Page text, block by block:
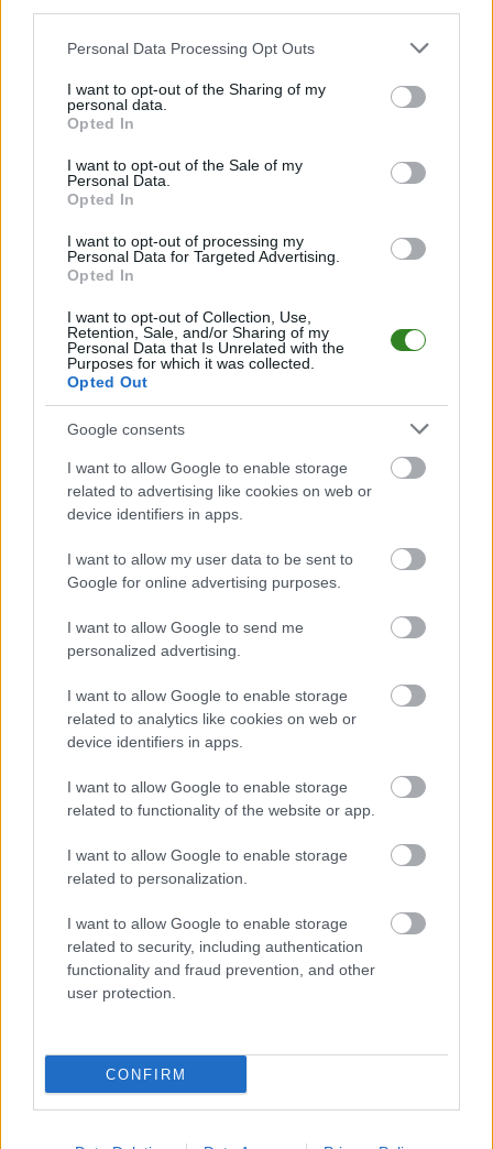
Please note that this website/app uses one or more Google
not limited to your visit or usage behaviour. You may click to
grant or deny consent to Google and its third-party tags to
use your data for below specified purposes in below Google
consent section.
Personal Data Processing Opt Outs
I want to opt-out of the Sharing of my
personal data.
Opted In
I want to opt-out of the Sale of my
Personal Data.
Opted In
I want to opt-out of processing my
Personal Data for Targeted Advertising.
Opted In
I want to opt-out of Collection, Use,
Retention, Sale, and/or Sharing of my
Personal Data that Is Unrelated with the
Purposes for which it was collected.
Opted Out
Google consents
I want to allow Google to enable storage
related to advertising like cookies on web or
device identifiers in apps.
I want to allow my user data to be sent to
Google for online advertising purposes.
I want to allow Google to send me
personalized advertising.
I want to allow Google to enable storage
related to analytics like cookies on web or
device identifiers in apps.
I want to allow Google to enable storage
related to functionality of the website or app.
I want to allow Google to enable storage
related to personalization.
I want to allow Google to enable storage
related to security, including authentication
functionality and fraud prevention, and other
user protection.
CONFIRM
aktualizujemy zależnie od poziomu ligi i dostępnych źródeł.
Śledź mecze swojej drużyny
Jeśli jesteś kibicem klubu Wisłoczanka Tryńcza lub Orzeł Torki - zaglądaj
tutaj częściej. Nasz serwis regularnie dostarcza informacje o terminach
meczów, wynikach, transferach i newsach klubowych
piłkarskichw województwie. Sprawdź nasze relacje, śledź ulubioną ligę i
bądź na bieżąco z wydarzeniami z boisk!
Wisłoczanka Tryńcza - Orzeł Torkiodbędzie się w ramach 25.
kolejki - Jarosław > Klasa Okręgowa. Spotkanie zostanie rozegrane w dniu
Wisłoczanka Tryńczaprzystępuje do tego spotkania w roli
gospodarza. Jak drużyna radzi sobie w sezonie 2024/2025 rozgrywek
Jarosław > Klasa Okręgowa przed własną publicznością? Na tej stronie
możecie zobaczyć tabelę uwzględniającą tylko mecze u siebie. W tabeli
biorącej pod uwagę tylko mecze wyjazdowe możecie natomiast
sprawdzić jak spisuje się klub
Jarosław > Klasa Okręgowa - sytuacja w tabeli
Przed meczami 25. kolejki - Jarosław > Klasa Okręgowa gospodarze
(Wisłoczanka Tryńcza) zajmują2. miejsce
Poniżej znajdziesz także ostatnie mecze obu drużyn oraz statystyki
bramkowe.
Wisłoczanka Tryńcza vs. Orzeł Torki - relacja, wynik na żywo,
transmisja
Wynik meczu Wisłoczanka Tryńcza - Orzeł Torki znajdziesz na naszej
stronie zaraz po jego zakończeniu. Jeżeli szukasz informacji meczowych,
zajrzyj tutaj:Wisłoczanka Tryńcza vs. Orzeł Torki - wynik, składy,
strzelcy
Jeżeli w internecie lub TV dostępna jest
albo innych spotkań Jarosław >
Klasa Okręgowa na pewno znajdziesz takie informacje na naszym portalu.
Możliwe jednak, że nigdzie nie pojawi się stream online z tego pojedynku.
Asseco Resovia| Developres Rzeszów |ITA TOOLS Stal Mielec
Cellfast Wilki Krosno| Texom Stal Rzeszów|Stal Mielec
Motor Lublin|Stal Rzeszów| Stal Stalowa Wola|Wisła Kraków
Resovia|Wieczysta Kraków
Mecze dziś Wyniki LIVE Transmisje
kartki okolicznościowe